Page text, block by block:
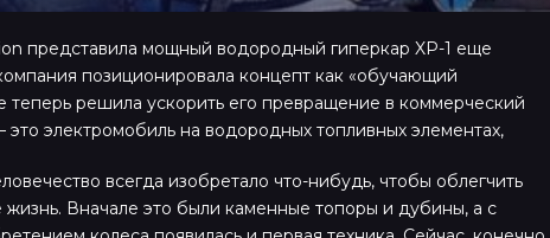
представила мощный водородный гиперкар XP-1 еще
позиционировала концепт как «обучающий
теперь решила ускорить его превращение в коммерческий
это электромобиль на водородных топливных элементах,
всегда изобретало что-нибудь, чтобы облегчить
жизнь. Вначале это были каменные топоры и дубины, а с